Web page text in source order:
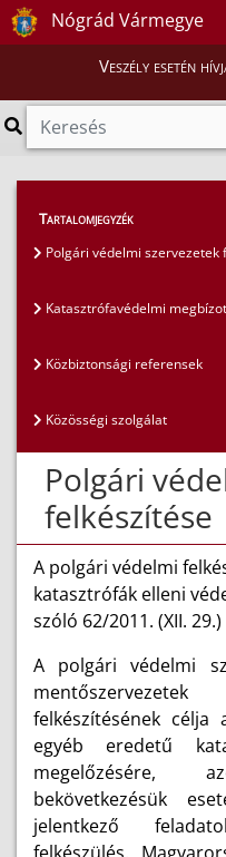
Nógrád Vármegye
Veszély esetén
Lakosság >
Polgári védelmi
Tartalomjegyzék
Polgári védelmi szervezetek
Katasztrófavédelmi
Közbiztonsági referensek
Közösségi szolgálat
Polgári
felkészítése
A polgári védelmi
katasztrófák elleni
szóló 62/2011. (XII.
A polgári védelmi
felkészítésének célja
egyéb eredetű
megelőzésére,
bekövetkezésük
jelentkező